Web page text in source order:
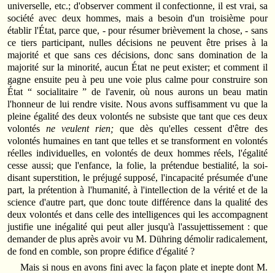
universelle, etc.; d'observer comment il confectionne, il est vrai, sa
société avec deux hommes, mais a besoin d'un troisième pour
établir l'État, parce que, - pour résumer brièvement la chose, - sans
ce tiers participant, nulles décisions ne peuvent être prises à la
majorité et que sans ces décisions, donc sans domination de la
majorité sur la minorité, aucun État ne peut exister; et comment il
gagne ensuite peu à peu une voie plus calme pour construire son
État “ socialitaire ” de l'avenir, où nous aurons un beau matin
l'honneur de lui rendre visite. Nous avons suffisamment vu que la
pleine égalité des deux volontés ne subsiste que tant que ces deux
volontésne veulent rien;que dès qu'elles cessent d'être des
volontés humaines en tant que telles et se transforment en volontés
réelles individuelles, en volontés de deux hommes réels, l'égalité
cesse aussi; que l'enfance, la folie, la prétendue bestialité, la soi-
disant superstition, le préjugé supposé, l'incapacité présumée d'une
part, la prétention à l'humanité, à l'intellection de la vérité et de la
science d'autre part, que donc toute différence dans la qualité des
deux volontés et dans celle des intelligences qui les accompagnent
justifie une inégalité qui peut aller jusqu'à l'assujettissement : que
demander de plus après avoir vu M. Dühring démolir radicalement,
de fond en comble, son propre édifice d'égalité ?
Mais si nous en avons fini avec la façon plate et inepte dont M.